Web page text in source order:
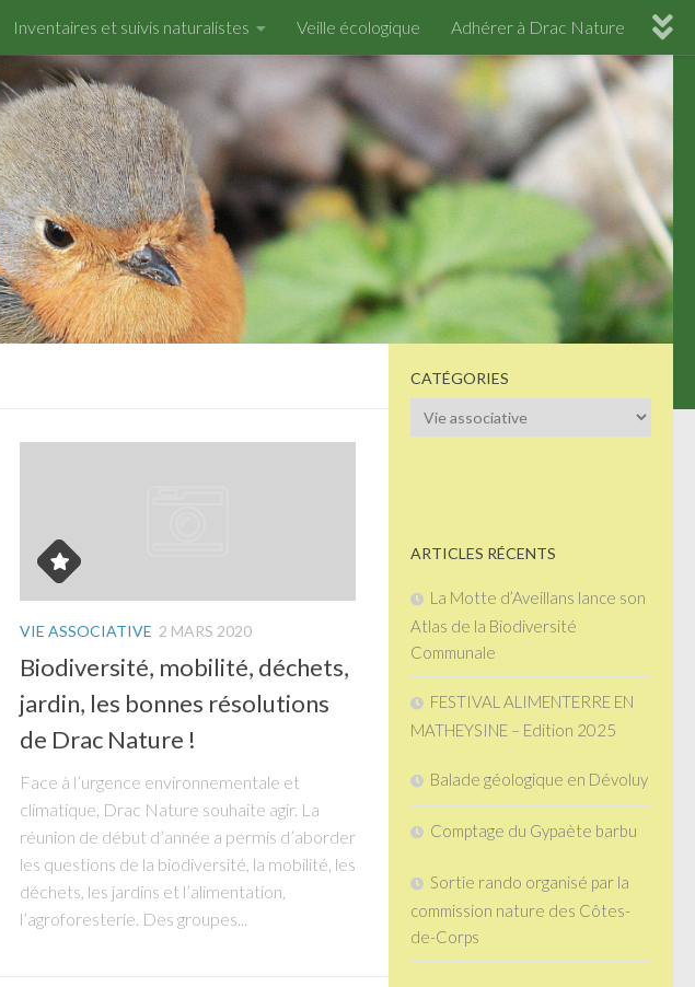
Inventaires et suivis naturalistes Veille écologique Adhérer à Drac Nature
VIE ASSOCIATIVE 2 MARS 2020
Biodiversité, mobilité, déchets,
jardin, les bonnes résolutions
de Drac Nature !
Face à l’urgence environnementale et
climatique, Drac Nature souhaite agir. La
réunion de début d’année a permis d’aborder
les questions de la biodiversité, la mobilité, les
déchets, les jardins et l’alimentation,
l’agroforesterie. Des groupes...
CATÉGORIES
Catégories
ARTICLES RÉCENTS
La Motte d’Aveillans lance son
Atlas de la Biodiversité
Communale
FESTIVAL ALIMENTERRE EN
MATHEYSINE – Edition 2025
Balade géologique en Dévoluy
Comptage du Gypaète barbu
Sortie rando organisé par la
commission nature des Côtes-
de-Corps